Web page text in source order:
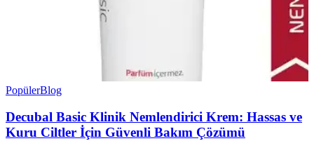
PopülerBlog
Decubal Basic Klinik Nemlendirici Krem: Hassas ve
Kuru Ciltler İçin Güvenli Bakım Çözümü